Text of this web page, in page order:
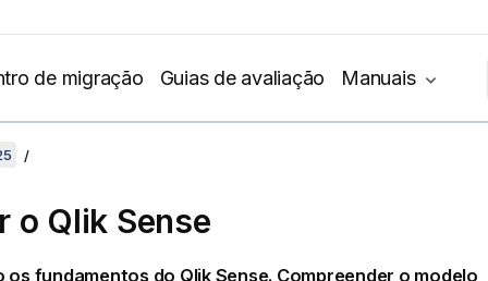
de migração Guias de avaliação Manuais
o Qlik Sense
os fundamentos do Qlik Sense. Compreender o modelo